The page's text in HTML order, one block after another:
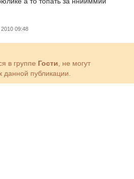
09:48
в группе Гости , не могут
данной публикации.